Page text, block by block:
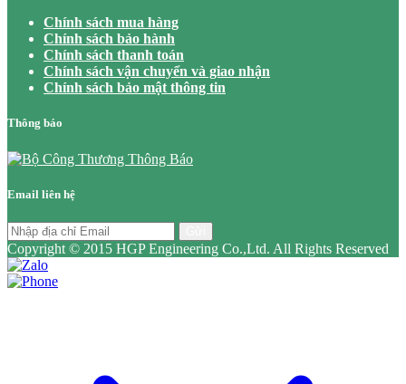
Chính sách mua hàng
Chính sách bảo hành
Chính sách thanh toán
Chính sách vận chuyển và giao nhận
Chính sách bảo mật thông tin
Thông báo
Email liên hệ
Copyright © 2015 HGP Engineering Co.,Ltd. All Rights Reserved